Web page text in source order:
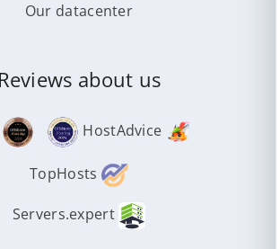
Our datacenter
Reviews about us
HostAdvice
TopHosts
Servers.expert